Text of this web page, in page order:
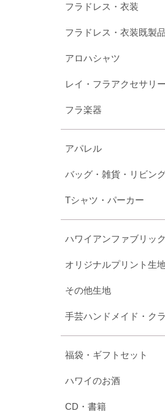
フラドレス・衣装
フラドレス・衣装既製品
アロハシャツ
レイ・フラアクセサリー
フラ楽器
アパレル
バッグ・雑貨・リビン
Tシャツ・パーカー
ハワイアンファブリッ
オリジナルプリント生
その他生地
手芸ハンドメイド・ク
福袋・ギフトセット
ハワイのお酒
CD・書籍